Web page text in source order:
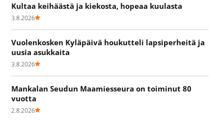
Kultaa keihäästä ja kiekosta, hopeaa kuulasta
3.8.2026
Vuolenkosken Kyläpäivä houkutteli lapsiperheitä ja
uusia asukkaita
3.8.2026
Mankalan Seudun Maamiesseura on toiminut 80
vuotta
2.8.2026